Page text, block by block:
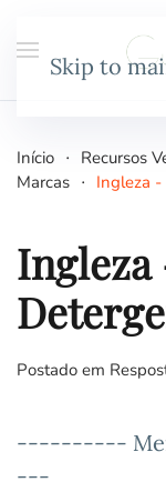
Skip to
Início Recursos
Marcas
Ingleza
Ingleza
Postado em
----------
---